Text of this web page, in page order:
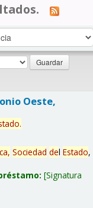
Oeste,
.
Sociedad del Estado,
Signatura